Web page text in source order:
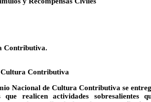
Contributiva.
Contributiva
Nacional de Cultura Contributiva se
que realicen actividades sobresalientes